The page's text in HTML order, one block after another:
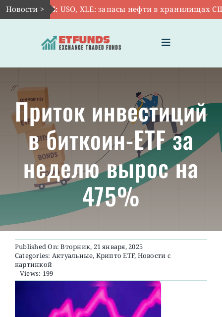
Skip
to
Новости >
Авг 5: USO, XLE: запасы нефти в хранилищах США
Toggle
Navigation
ГЛАВНАЯ
ЧТО ТАКОЕ ETF
ИНВЕСТИЦИИ В ETF
ТЕМАТИЧЕСКИЕ ETF
АКТУАЛЬНЫЕ
О ПРОЕКТЕ
Приток инвестиций
в биткоин-ETF за
неделю вырос на
475%
Published On: Вторник, 21 января, 2025
Categories: Актуальные, Крипто ETF, Новости с
картинкой
Views: 199